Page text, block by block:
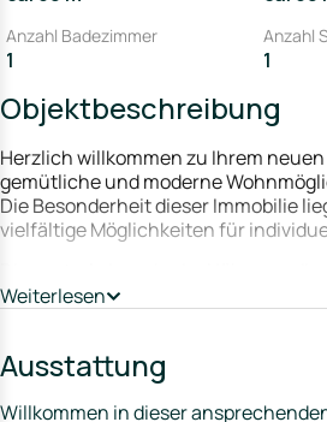
Anzahl Badezimmer
1
Anzahl
1
Objektbeschreibung
Herzlich willkommen zu Ihrem
gemütliche und moderne
Die Besonderheit dieser Immobilie
vielfältige Möglichkeiten für
Verkehrsanbindungen rundet das
Weiterlesen
Ausstattung
Willkommen in dieser